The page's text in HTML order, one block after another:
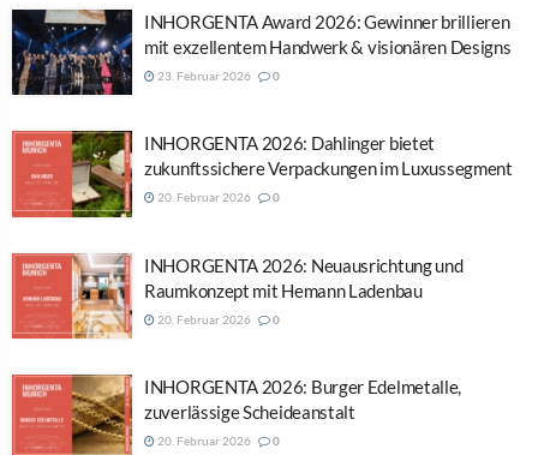
INHORGENTA Award 2026: Gewinner brillieren
mit exzellentem Handwerk & visionären Designs
23. Februar 2026 0
INHORGENTA 2026: Dahlinger bietet
zukunftssichere Verpackungen im Luxussegment
20. Februar 2026 0
INHORGENTA 2026: Neuausrichtung und
Raumkonzept mit Hemann Ladenbau
20. Februar 2026 0
INHORGENTA 2026: Burger Edelmetalle,
zuverlässige Scheideanstalt
20. Februar 2026 0